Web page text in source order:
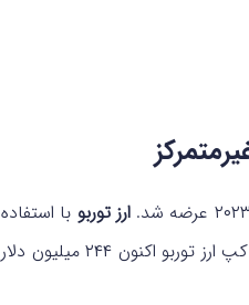
ارز توربو با استفاده
مارکت کپ ارز توربو اکنون ۲۴۴ میلیون دلار